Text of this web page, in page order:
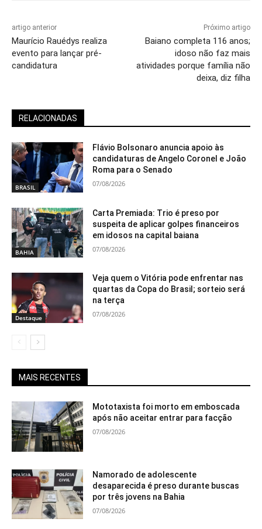
artigo anterior
Maurício Rauédys realiza
evento para lançar pré-
candidatura
Próximo artigo
Baiano completa 116 anos;
idoso não faz mais
atividades porque família não
deixa, diz filha
RELACIONADAS
BRASIL
Flávio Bolsonaro anuncia apoio às
candidaturas de Angelo Coronel e João
Roma para o Senado
07/08/2026
BAHIA
Carta Premiada: Trio é preso por
suspeita de aplicar golpes financeiros
em idosos na capital baiana
07/08/2026
Destaque
Veja quem o Vitória pode enfrentar nas
quartas da Copa do Brasil; sorteio será
na terça
07/08/2026
MAIS RECENTES
Mototaxista foi morto em emboscada
após não aceitar entrar para facção
07/08/2026
Namorado de adolescente
desaparecida é preso durante buscas
por três jovens na Bahia
07/08/2026